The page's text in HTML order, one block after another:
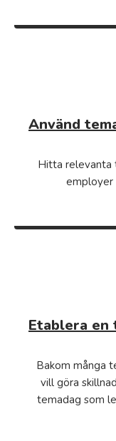
Använd
Hitta relevanta
employer
Etablera en
Bakom många
vill göra
temadag som